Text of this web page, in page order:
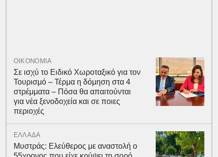
ΟΙΚΟΝΟΜΙΑ
Σε ισχύ το Ειδικό Χωροταξικό για τον
Τουρισμό – Τέρμα η δόμηση στα 4
στρέμματα – Πόσα θα απαιτούνται
για νέα ξενοδοχεία και σε ποιες
περιοχές
ΕΛΛΑΔΑ
Μυστράς: Ελεύθερος με αναστολή ο